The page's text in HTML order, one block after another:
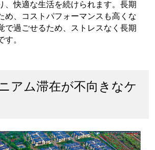
、快適な生活を続けられます。長期
め、コストパフォーマンスも高くな
で過ごせるため、ストレスなく長期
。
アム滞在が不向きなケ